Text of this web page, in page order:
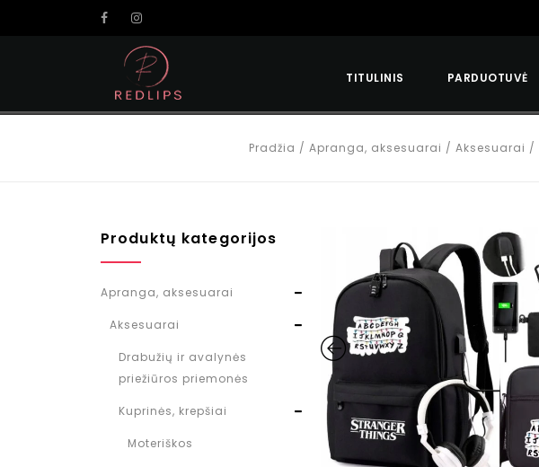
TITULINIS PARDUOTUVĖ
Pradžia / Apranga, aksesuarai / Aksesuarai /
Produktų kategorijos
Apranga, aksesuarai
Aksesuarai
Drabužių ir avalynės
priežiūros priemonės
Kuprinės, krepšiai
Moteriškos